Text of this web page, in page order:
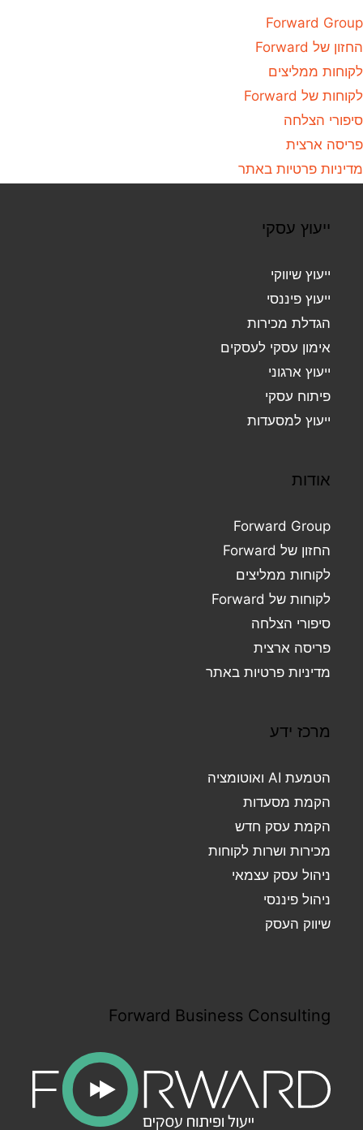
Forward Group
החזון של Forward
לקוחות ממליצים
לקוחות של Forward
סיפורי הצלחה
פריסה ארצית
מדיניות פרטיות באתר
ייעוץ עסקי
ייעוץ שיווקי
ייעוץ פיננסי
הגדלת מכירות
אימון עסקי לעסקים
ייעוץ ארגוני
פיתוח עסקי
ייעוץ למסעדות
אודות
Forward Group
החזון של Forward
לקוחות ממליצים
לקוחות של Forward
סיפורי הצלחה
פריסה ארצית
מדיניות פרטיות באתר
מרכז ידע
הטמעת AI ואוטומציה
הקמת מסעדות
הקמת עסק חדש
מכירות ושרות לקוחות
ניהול עסק עצמאי
ניהול פיננסי
שיווק העסק
Forward Business Consulting